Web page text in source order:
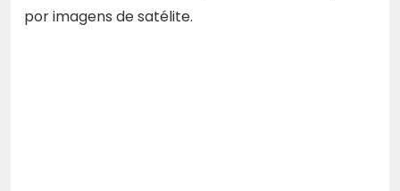
por imagens de satélite.